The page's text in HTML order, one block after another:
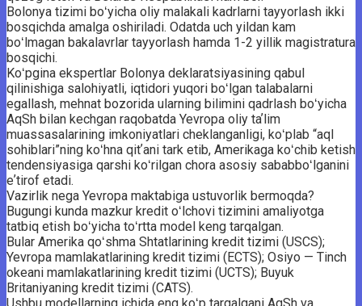
Bolonya tizimi boʻyicha oliy malakali kadrlarni tayyorlash ikki
bosqichda amalga oshiriladi. Odatda uch yildan kam
boʻlmagan bakalavrlar tayyorlash hamda 1-2 yillik magistratura
bosqichi.
Koʻpgina ekspertlar Bolonya deklaratsiyasining qabul
qilinishiga salohiyatli, iqtidori yuqori boʻlgan talabalarni
egallash, mehnat bozorida ularning bilimini qadrlash boʻyicha
AqSh bilan kechgan raqobatda Yevropa oliy taʼlim
muassasalarining imkoniyatlari cheklanganligi, koʻplab “aql
sohiblari”ning koʻhna qitʼani tark etib, Amerikaga koʻchib ketish
tendensiyasiga qarshi koʻrilgan chora asosiy sababboʻlganini
eʼtirof etadi.
Vazirlik nega Yevropa maktabiga ustuvorlik bermoqda?
Bugungi kunda mazkur kredit oʻlchovi tizimini amaliyotga
tatbiq etish boʻyicha toʻrtta model keng tarqalgan.
Bular Amerika qoʻshma Shtatlarining kredit tizimi (USCS);
Yevropa mamlakatlarining kredit tizimi (ECTS); Osiyo — Tinch
okeani mamlakatlarining kredit tizimi (UCTS); Buyuk
Britaniyaning kredit tizimi (CATS).